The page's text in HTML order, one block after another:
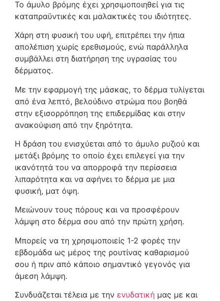
Το άμυλο βρόμης έχει χρησιμοποιηθεί για τις
καταπραϋντικές και μαλακτικές του ιδιότητες.
Χάρη στη φυσική του υφή, επιτρέπει την ήπια
απολέπιση χωρίς ερεθισμούς, ενώ παράλληλα
συμβάλλει στη διατήρηση της υγρασίας του
δέρματος.
Με την εφαρμογή της μάσκας, το δέρμα τυλίγεται
από ένα λεπτό, βελούδινο στρώμα που βοηθά
στην εξισορρόπηση της επιδερμίδας και στην
ανακούφιση από την ξηρότητα.
Η δράση του ενισχύεται από το άμυλο ρυζιού και
μετάξι βρόμης το οποίο έχει επιλεγεί για την
ικανότητά του να απορροφά την περίσσεια
λιπαρότητα και να αφήνει το δέρμα με μια
φυσική, ματ όψη.
Mειώνουν τους πόρους και να προσφέρουν
λάμψη στο δέρμα σου από την πρώτη χρήση.
Μπορείς να τη χρησιμοποιείς 1-2 φορές την
εβδομάδα ως μέρος της ρουτίνας καθαρισμού
σου ή πριν από κάποιο σημαντικό γεγονός για
άμεση λάμψη.
Συνδυάζεται τέλεια με την ενυδατική μας με και